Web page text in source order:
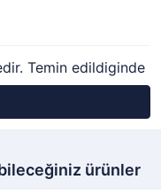
Temin edildiginde
ürünler